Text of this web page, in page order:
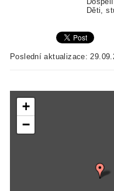
Děti,
Poslední aktualizace:
+
−